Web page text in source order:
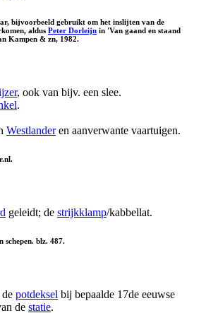
bijvoorbeeld gebruikt om het inslijten van de
aldus Peter Dorleijn in 'Van gaand en staand
Kampen & zn, 1982.
, ook van bijv. een slee.
.
Westlanderen aanverwante vaartuigen.
geleidt; de strijkklamp/kabbellat.
schepen. blz. 487.
potdeksel bij bepaalde 17de eeuwse
de statie.